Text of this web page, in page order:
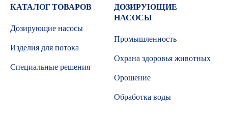
КАТАЛОГ ТОВАРОВ
Дозирующие насосы
Изделия для потока
Специальные решения
ДОЗИРУЮЩИЕ
НАСОСЫ
Промышленность
Охрана здоровья животных
Орошение
Обработка воды